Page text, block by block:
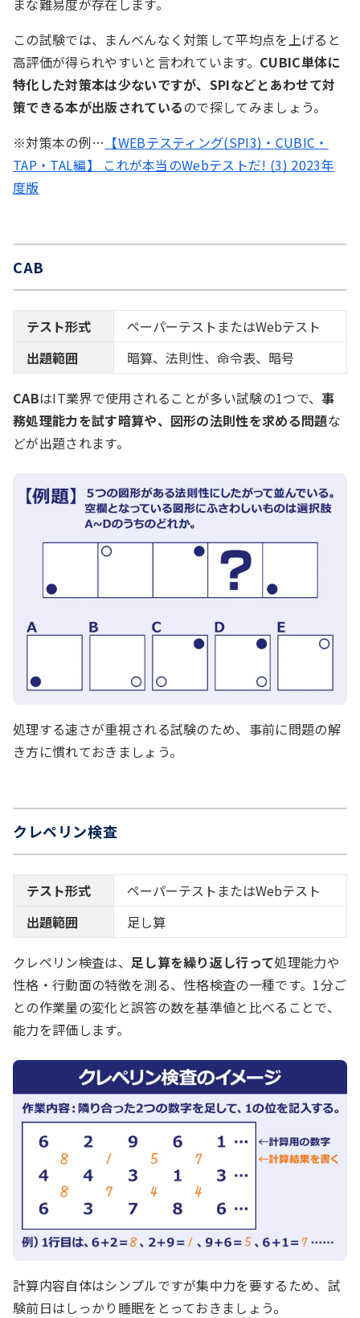
まな難易度が存在します。
この試験では、まんべんなく対策して平均点を上げると
高評価が得られやすいと言われています。 CUBIC単体に
特化した対策本は少ないですが、SPIなどとあわせて対
策できる本が出版されているので探してみましょう。
※対策本の例… 【WEBテスティング(SPI3)・CUBIC・
TAP・TAL編】 これが本当のWebテストだ! (3) 2023年
度版
CAB
テスト形式
ペーパーテストまたはWebテスト
出題範囲
暗算、法則性、命令表、暗号
CABはIT業界で使用されることが多い試験の1つで、事
務処理能力を試す暗算や、図形の法則性を求める問題な
どが出題されます。
処理する速さが重視される試験のため、事前に問題の解
き方に慣れておきましょう。
クレペリン検査
テスト形式
ペーパーテストまたはWebテスト
出題範囲
足し算
クレペリン検査は、 足し算を繰り返し行って処理能力や
性格・行動面の特徴を測る、性格検査の一種です。1分ご
との作業量の変化と誤答の数を基準値と比べることで、
能力を評価します。
計算内容自体はシンプルですが集中力を要するため、試
験前日はしっかり睡眠をとっておきましょう。